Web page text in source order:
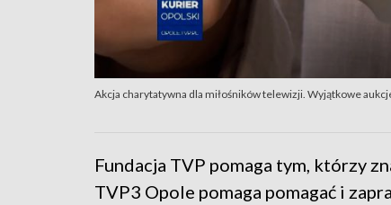
Akcja charytatywna dla miłośników telewizji. Wyjątkowe
Fundacja TVP pomaga tym, którzy
TVP3 Opole pomaga pomagać i